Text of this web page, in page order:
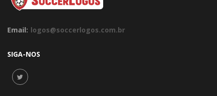
Email: logos@soccerlogos.com.br
SIGA-NOS